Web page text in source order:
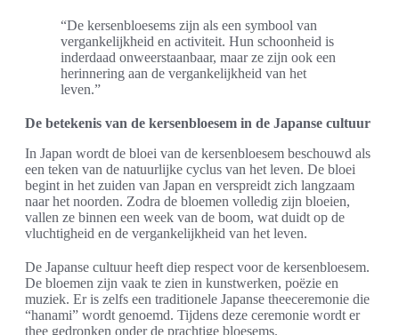
“De kersenbloesems zijn als een symbool van
vergankelijkheid en activiteit. Hun schoonheid is
inderdaad onweerstaanbaar, maar ze zijn ook een
herinnering aan de vergankelijkheid van het
leven.”
De betekenis van de kersenbloesem in de Japanse cultuur
In Japan wordt de bloei van de kersenbloesem beschouwd als
een teken van de natuurlijke cyclus van het leven. De bloei
begint in het zuiden van Japan en verspreidt zich langzaam
naar het noorden. Zodra de bloemen volledig zijn bloeien,
vallen ze binnen een week van de boom, wat duidt op de
vluchtigheid en de vergankelijkheid van het leven.
De Japanse cultuur heeft diep respect voor de kersenbloesem.
De bloemen zijn vaak te zien in kunstwerken, poëzie en
muziek. Er is zelfs een traditionele Japanse theeceremonie die
“hanami” wordt genoemd. Tijdens deze ceremonie wordt er
thee gedronken onder de prachtige bloesems.